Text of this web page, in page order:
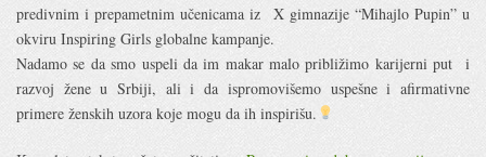
predivnim i prepametnim učenicama iz X gimnazije “Mihajlo Pupin” u
okviru Inspiring Girls globalne kampanje.
Nadamo se da smo uspeli da im makar malo približimo karijerni put i
razvoj žene u Srbiji, ali i da ispromovišemo uspešne i afirmativne
primere ženskih uzora koje mogu da ih inspirišu.